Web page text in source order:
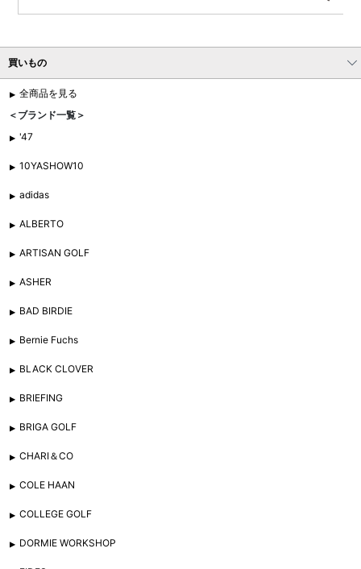
買いもの
全商品を見る
＜ブランド一覧＞
'47
10YASHOW10
adidas
ALBERTO
ARTISAN GOLF
ASHER
BAD BIRDIE
Bernie Fuchs
BLACK CLOVER
BRIEFING
BRIGA GOLF
CHARI＆CO
COLE HAAN
COLLEGE GOLF
DORMIE WORKSHOP